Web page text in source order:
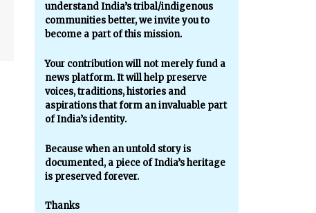
understand India’s tribal/indigenous
communities better, we invite you to
become a part of this mission.
Your contribution will not merely fund a
news platform. It will help preserve
voices, traditions, histories and
aspirations that form an invaluable part
of India’s identity.
Because when an untold story is
documented, a piece of India’s heritage
is preserved forever.
Thanks